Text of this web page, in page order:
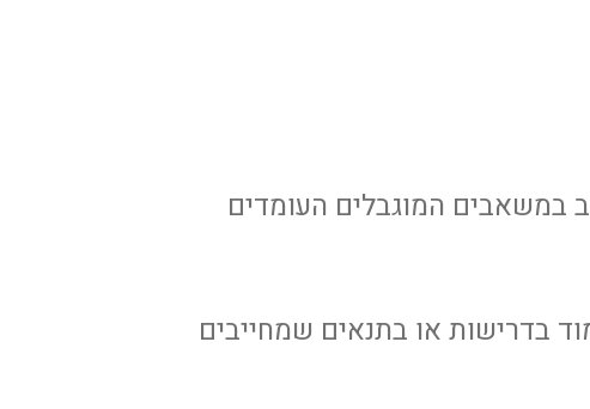
במשאבים המוגבלים העומדים
בדרישות או בתנאים שמחייבים